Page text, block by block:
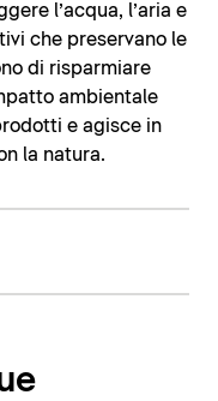
l’acqua, l’aria e
che preservano le
di risparmiare
ambientale
e agisce in
la natura.